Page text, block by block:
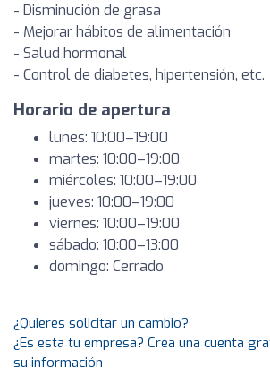
- Disminución de grasa
- Mejorar hábitos de alimentación
- Salud hormonal
- Control de diabetes, hipertensión, etc.
Horario de apertura
lunes: 10:00–19:00
martes: 10:00–19:00
miércoles: 10:00–19:00
jueves: 10:00–19:00
viernes: 10:00–19:00
sábado: 10:00–13:00
domingo: Cerrado
¿Quieres solicitar un cambio?
¿Es esta tu empresa? Crea una cuenta
su información